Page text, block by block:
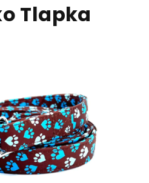
Tlapka